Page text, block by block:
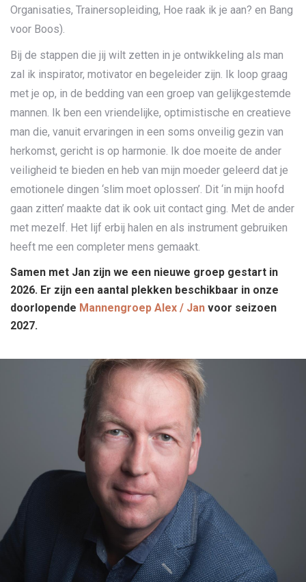
Organisaties, Trainersopleiding, Hoe raak ik je aan? en Bang
voor Boos).
Bij de stappen die jij wilt zetten in je ontwikkeling als man
zal ik inspirator, motivator en begeleider zijn. Ik loop graag
met je op, in de bedding van een groep van gelijkgestemde
mannen. Ik ben een vriendelijke, optimistische en creatieve
man die, vanuit ervaringen in een soms onveilig gezin van
herkomst, gericht is op harmonie. Ik doe moeite de ander
veiligheid te bieden en heb van mijn moeder geleerd dat je
emotionele dingen ‘slim moet oplossen’. Dit ‘in mijn hoofd
gaan zitten’ maakte dat ik ook uit contact ging. Met de ander
met mezelf. Het lijf erbij halen en als instrument gebruiken
heeft me een completer mens gemaakt.
Samen met Jan zijn we een nieuwe groep gestart in
2026. Er zijn een aantal plekken beschikbaar in onze
doorlopende Mannengroep Alex / Jan voor seizoen
2027.